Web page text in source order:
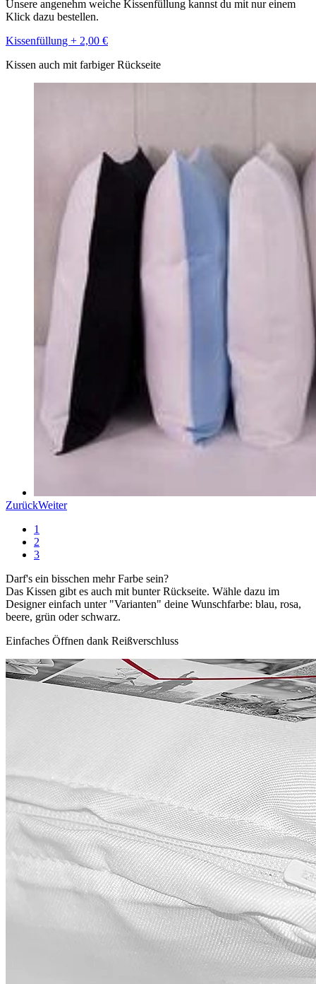
Unsere angenehm weiche Kissenfüllung kannst du mit nur einem
Klick dazu bestellen.
Kissenfüllung + 2,00 €
Kissen auch mit farbiger Rückseite
ZurückWeiter
1
2
3
Darf's ein bisschen mehr Farbe sein?
Das Kissen gibt es auch mit bunter Rückseite. Wähle dazu im
Designer einfach unter "Varianten" deine Wunschfarbe: blau, rosa,
beere, grün oder schwarz.
Einfaches Öffnen dank Reißverschluss